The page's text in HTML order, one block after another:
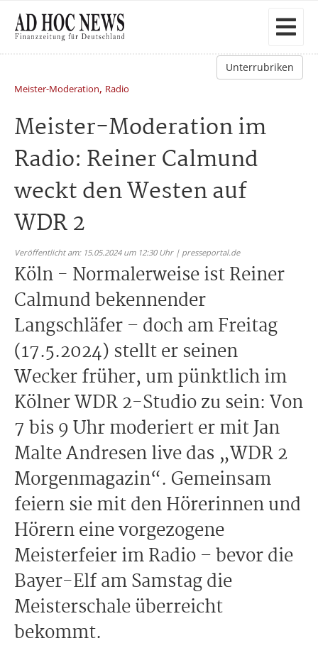
Unterrubriken
Meister-Moderation, Radio
Meister-Moderation im
Radio: Reiner Calmund
weckt den Westen auf
WDR 2
Veröffentlicht am: 15.05.2024 um 12:30 Uhr | presseportal.de
Köln - Normalerweise ist Reiner
Calmund bekennender
Langschläfer – doch am Freitag
(17.5.2024) stellt er seinen
Wecker früher, um pünktlich im
Kölner WDR 2-Studio zu sein: Von
7 bis 9 Uhr moderiert er mit Jan
Malte Andresen live das „WDR 2
Morgenmagazin“. Gemeinsam
feiern sie mit den Hörerinnen und
Hörern eine vorgezogene
Meisterfeier im Radio – bevor die
Bayer-Elf am Samstag die
Meisterschale überreicht
bekommt.